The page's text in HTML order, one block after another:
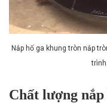
Nắp hố ga khung tròn nắp
Chất lượng nắp